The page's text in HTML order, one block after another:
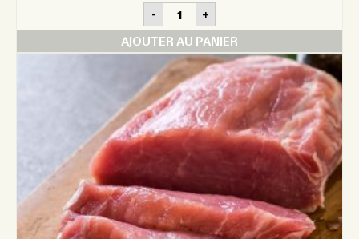
- quantité
de
Fondue
chinoise
de
veau
+
AJOUTER AU PANIER